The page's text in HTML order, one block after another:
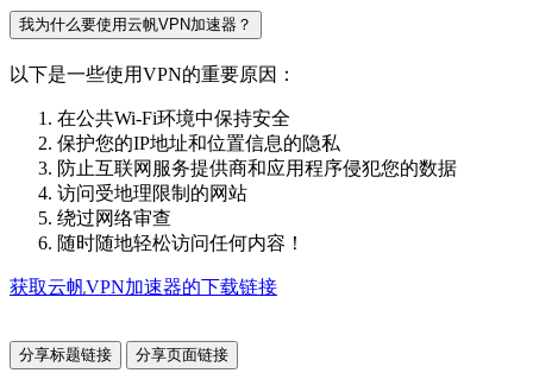
我为什么要使用云帆VPN加速器？
以下是一些使用VPN的重要原因：
在公共Wi-Fi环境中保持安全
保护您的IP地址和位置信息的隐私
防止互联网服务提供商和应用程序侵犯您的数据
访问受地理限制的网站
绕过网络审查
随时随地轻松访问任何内容！
获取云帆VPN加速器的下载链接
分享标题链接 分享页面链接